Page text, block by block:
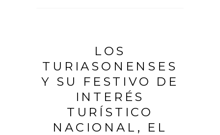
LOS
TURIASONENSES
Y SU FESTIVO DE
INTERÉS
TURÍSTICO
NACIONAL, EL